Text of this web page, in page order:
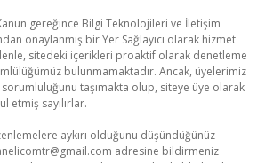
gereğince Bilgi Teknolojileri ve İletişim
onaylanmış bir Yer Sağlayıcı olarak hizmet
sitedeki içerikleri proaktif olarak denetleme
bulunmamaktadır. Ancak, üyelerimiz
sorumluluğunu taşımakta olup, siteye üye olarak
etmiş sayılırlar.
aykırı olduğunu düşündüğünüz
adresine bildirmeniz